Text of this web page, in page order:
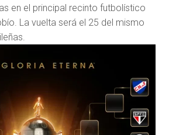
en el principal recinto futbolístico
La vuelta será el 25 del mismo